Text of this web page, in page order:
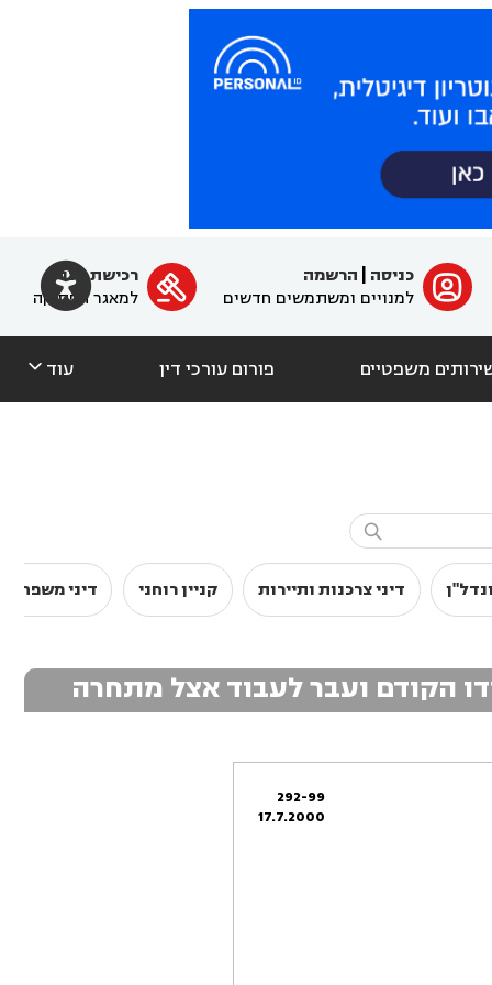
 ﱐ כניסה
הרשמה
למנויים ומשתמשים חדשים

רכישת מנוי
למאגר הפסיקה
משפטיים פורום עורכי דין עוד 

דיני צרכנות ותיירות קניין רוחני דיני משפחה
הקודם ועבר לעבוד אצל מתחרה
292-99
17.7.2000